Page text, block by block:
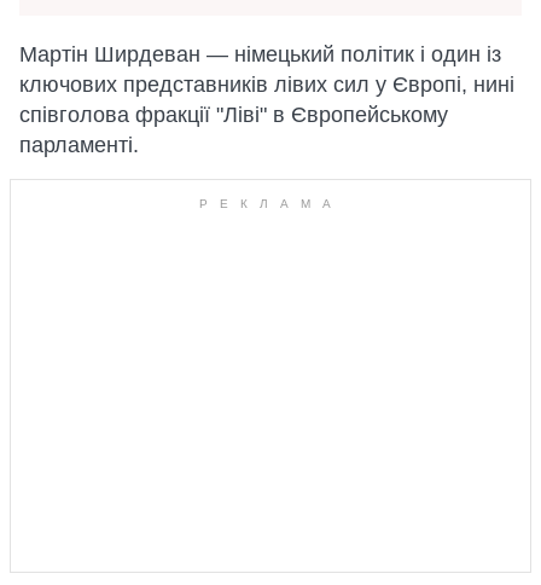
Мартін Ширдеван — німецький політик і один із
ключових представників лівих сил у Європі, нині
співголова фракції "Ліві" в Європейському
парламенті.